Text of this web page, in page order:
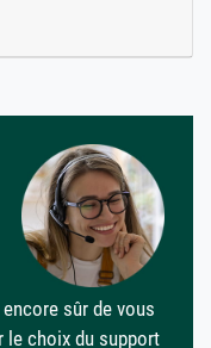
sûr de vous
le choix du support